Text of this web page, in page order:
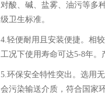
对酸、碱、盐雾、油污等多
级卫生标准。
4.轻便耐用且安装便捷。相
工况下使用寿命可达5-8年。
5.环保安全特性突出。选用
会污染输送介质，符合国家